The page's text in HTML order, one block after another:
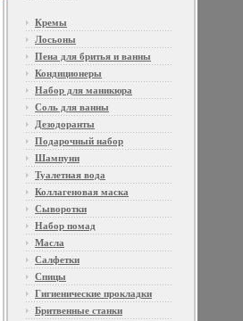
Кремы
Лосьоны
Пена для бритья и ванны
Кондиционеры
Набор для маникюра
Соль для ванны
Дезодоранты
Подарочный набор
Шампуни
Туалетная вода
Коллагеновая маска
Сыворотки
Набор помад
Масла
Салфетки
Спицы
Гигиенические прокладки
Бритвенные станки